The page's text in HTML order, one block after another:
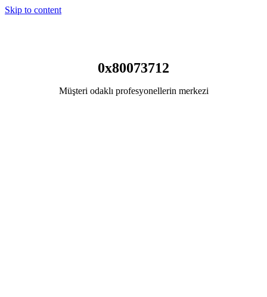
Skip to content
0x80073712
Müşteri odaklı profesyonellerin merkezi